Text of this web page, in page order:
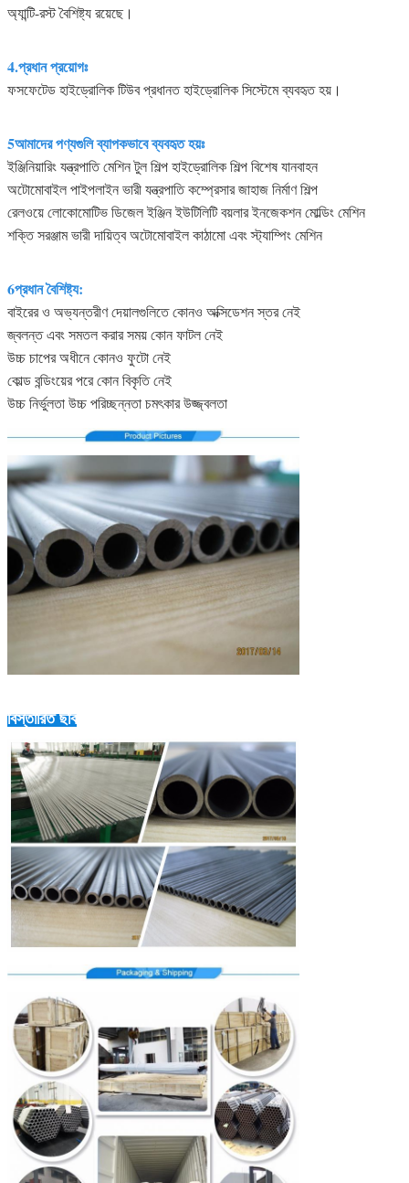
অ্যান্টি-রস্ট বৈশিষ্ট্য রয়েছে।
4.প্রধান প্রয়োগঃ
ফসফেটেড হাইড্রোলিক টিউব প্রধানত হাইড্রোলিক সিস্টেমে ব্যবহৃত হয়।
5আমাদের পণ্যগুলি ব্যাপকভাবে ব্যবহৃত হয়ঃ
ইঞ্জিনিয়ারিং যন্ত্রপাতি মেশিন টুল শিল্প হাইড্রোলিক শিল্প বিশেষ যানবাহন
অটোমোবাইল পাইপলাইন ভারী যন্ত্রপাতি কম্প্রেসার জাহাজ নির্মাণ শিল্প
রেলওয়ে লোকোমোটিভ ডিজেল ইঞ্জিন ইউটিলিটি বয়লার ইনজেকশন মোল্ডিং মেশিন
শক্তি সরঞ্জাম ভারী দায়িত্ব অটোমোবাইল কাঠামো এবং স্ট্যাম্পিং মেশিন
6প্রধান বৈশিষ্ট্য:
বাইরের ও অভ্যন্তরীণ দেয়ালগুলিতে কোনও অক্সিডেশন স্তর নেই
জ্বলন্ত এবং সমতল করার সময় কোন ফাটল নেই
উচ্চ চাপের অধীনে কোনও ফুটো নেই
কোল্ড বন্ডিংয়ের পরে কোন বিকৃতি নেই
উচ্চ নির্ভুলতা উচ্চ পরিচ্ছন্নতা চমৎকার উজ্জ্বলতা
বিস্তারিত ছবি